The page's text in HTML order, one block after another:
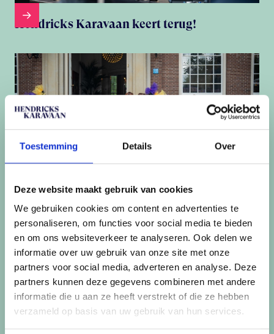
Toestemming Details Over
Deze website maakt gebruik van cookies
We gebruiken cookies om content en advertenties te
personaliseren, om functies voor social media te bieden
en om ons websiteverkeer te analyseren. Ook delen we
informatie over uw gebruik van onze site met onze
partners voor social media, adverteren en analyse. Deze
partners kunnen deze gegevens combineren met andere
informatie die u aan ze heeft verstrekt of die ze hebben
verzameld op basis van uw gebruik van hun services.
Hendricks Karavaan keert terug!
Hendricks Karavaan strijkt neer bij het
sprookjesachtige Buitenplaats Sparrendaal